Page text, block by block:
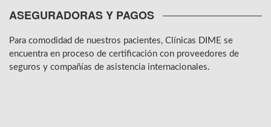
ASEGURADORAS Y PAGOS
Para comodidad de nuestros pacientes, Clínicas DIME se
encuentra en proceso de certificación con proveedores de
seguros y compañías de asistencia internacionales.